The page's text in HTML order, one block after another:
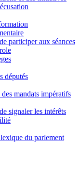
participer aux séances
députés
mandats impératifs
signaler les intérêts
du parlement